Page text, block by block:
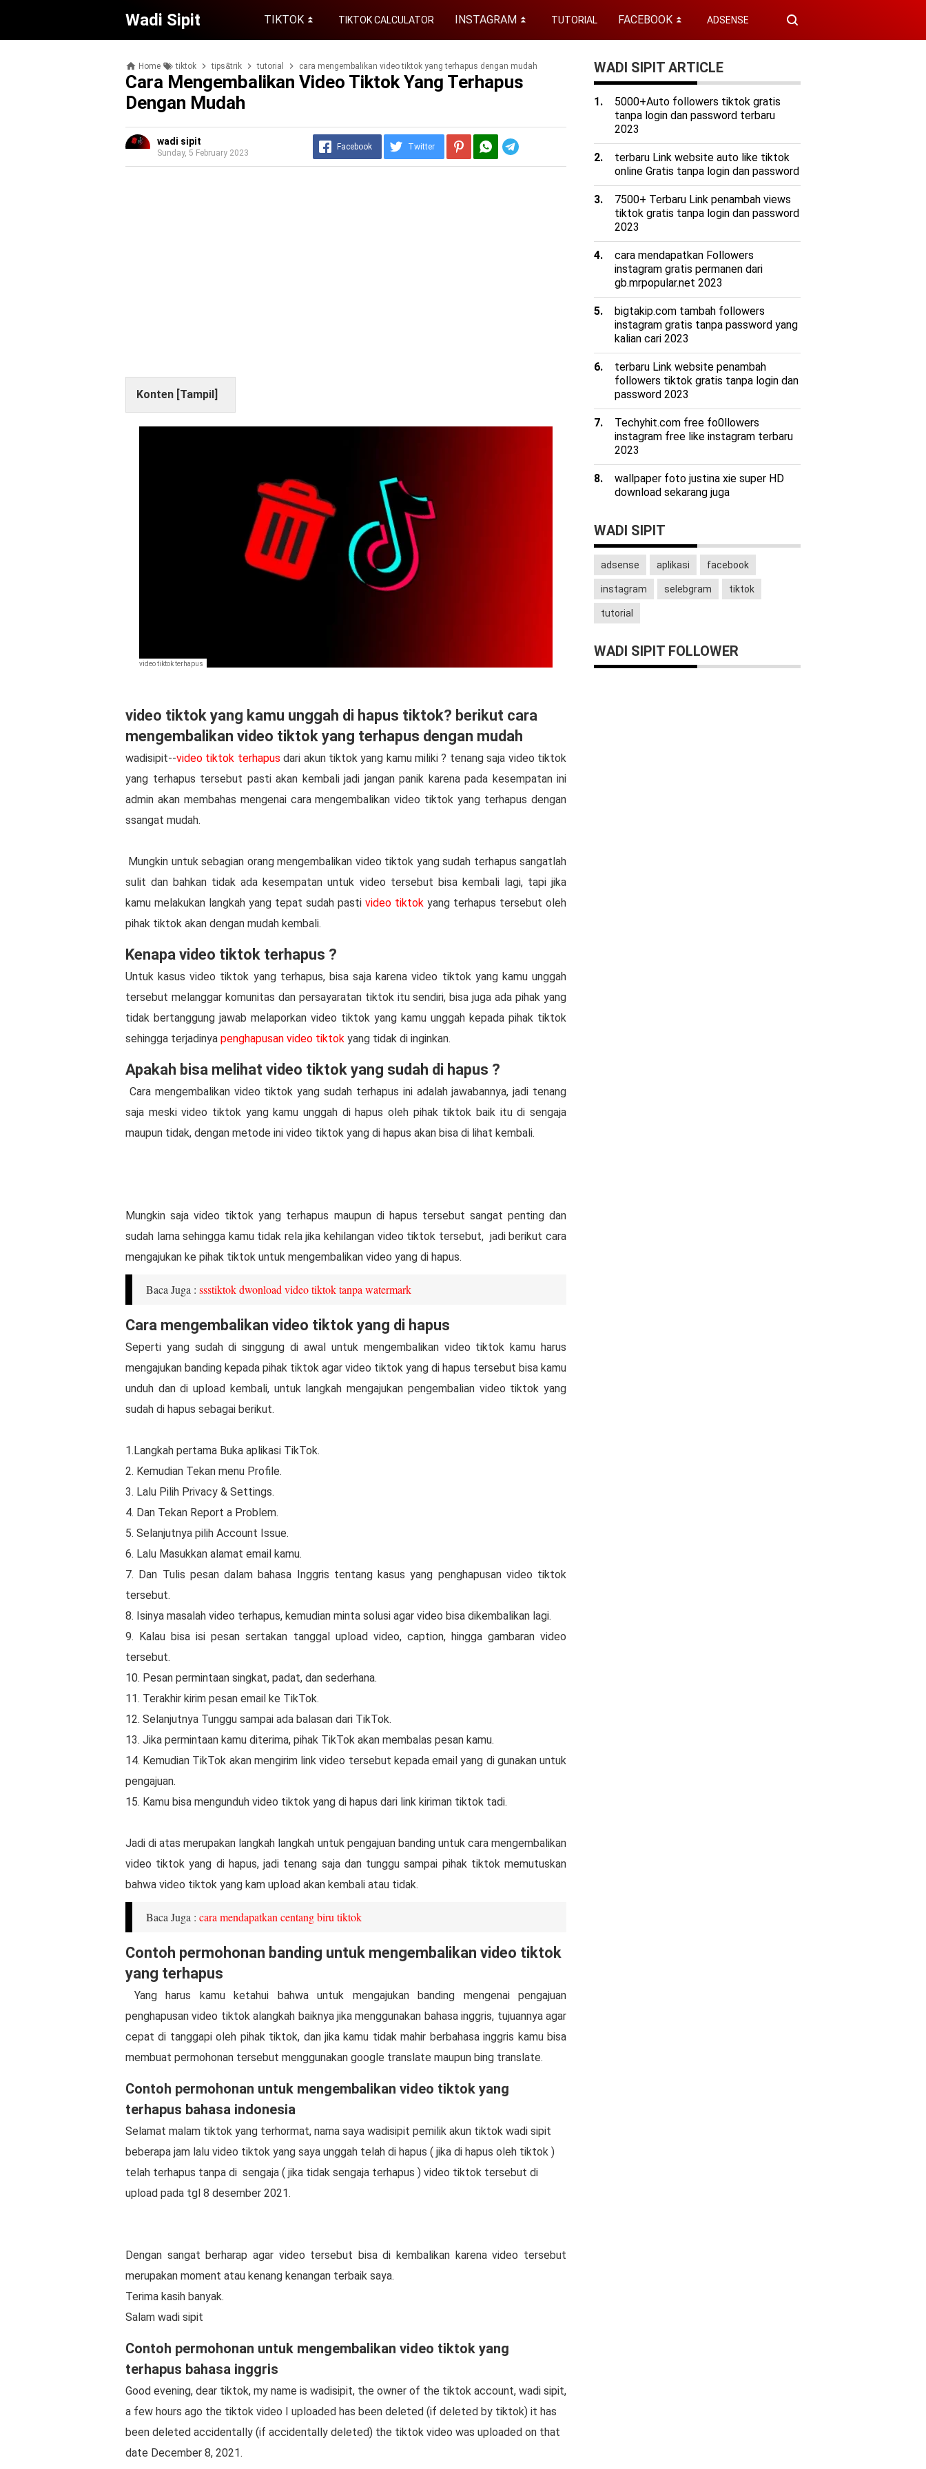
Wadi Sipit TIKTOK ⏬ TIKTOK CALCULATOR INSTAGRAM ⏬ TUTORIAL FACEBOOK ⏬ ADSENSE
Home tiktok tips&trik tutorial cara mengembalikan video tiktok yang terhapus dengan mudah
Cara Mengembalikan Video Tiktok Yang Terhapus
Dengan Mudah
wadi sipit
Sunday, 5 February 2023
Facebook Twitter
Konten [Tampil]
video tiktok terhapus
video tiktok yang kamu unggah di hapus tiktok? berikut cara
mengembalikan video tiktok yang terhapus dengan mudah
wadisipit--video tiktok terhapus dari akun tiktok yang kamu miliki ? tenang saja video tiktok
yang terhapus tersebut pasti akan kembali jadi jangan panik karena pada kesempatan ini
admin akan membahas mengenai cara mengembalikan video tiktok yang terhapus dengan
ssangat mudah.
Mungkin untuk sebagian orang mengembalikan video tiktok yang sudah terhapus sangatlah
sulit dan bahkan tidak ada kesempatan untuk video tersebut bisa kembali lagi, tapi jika
kamu melakukan langkah yang tepat sudah pasti video tiktok yang terhapus tersebut oleh
pihak tiktok akan dengan mudah kembali.
Kenapa video tiktok terhapus ?
Untuk kasus video tiktok yang terhapus, bisa saja karena video tiktok yang kamu unggah
tersebut melanggar komunitas dan persayaratan tiktok itu sendiri, bisa juga ada pihak yang
tidak bertanggung jawab melaporkan video tiktok yang kamu unggah kepada pihak tiktok
sehingga terjadinya penghapusan video tiktok yang tidak di inginkan.
Apakah bisa melihat video tiktok yang sudah di hapus ?
Cara mengembalikan video tiktok yang sudah terhapus ini adalah jawabannya, jadi tenang
saja meski video tiktok yang kamu unggah di hapus oleh pihak tiktok baik itu di sengaja
maupun tidak, dengan metode ini video tiktok yang di hapus akan bisa di lihat kembali.
Mungkin saja video tiktok yang terhapus maupun di hapus tersebut sangat penting dan
sudah lama sehingga kamu tidak rela jika kehilangan video tiktok tersebut, jadi berikut cara
mengajukan ke pihak tiktok untuk mengembalikan video yang di hapus.
Baca Juga : ssstiktok dwonload video tiktok tanpa watermark
Cara mengembalikan video tiktok yang di hapus
Seperti yang sudah di singgung di awal untuk mengembalikan video tiktok kamu harus
mengajukan banding kepada pihak tiktok agar video tiktok yang di hapus tersebut bisa kamu
unduh dan di upload kembali, untuk langkah mengajukan pengembalian video tiktok yang
sudah di hapus sebagai berikut.
1.Langkah pertama Buka aplikasi TikTok.
2. Kemudian Tekan menu Profile.
3. Lalu Pilih Privacy & Settings.
4. Dan Tekan Report a Problem.
5. Selanjutnya pilih Account Issue.
6. Lalu Masukkan alamat email kamu.
7. Dan Tulis pesan dalam bahasa Inggris tentang kasus yang penghapusan video tiktok
tersebut.
8. Isinya masalah video terhapus, kemudian minta solusi agar video bisa dikembalikan lagi.
9. Kalau bisa isi pesan sertakan tanggal upload video, caption, hingga gambaran video
tersebut.
10. Pesan permintaan singkat, padat, dan sederhana.
11. Terakhir kirim pesan email ke TikTok.
12. Selanjutnya Tunggu sampai ada balasan dari TikTok.
13. Jika permintaan kamu diterima, pihak TikTok akan membalas pesan kamu.
14. Kemudian TikTok akan mengirim link video tersebut kepada email yang di gunakan untuk
pengajuan.
15. Kamu bisa mengunduh video tiktok yang di hapus dari link kiriman tiktok tadi.
Jadi di atas merupakan langkah langkah untuk pengajuan banding untuk cara mengembalikan
video tiktok yang di hapus, jadi tenang saja dan tunggu sampai pihak tiktok memutuskan
bahwa video tiktok yang kam upload akan kembali atau tidak.
Baca Juga : cara mendapatkan centang biru tiktok
Contoh permohonan banding untuk mengembalikan video tiktok
yang terhapus
Yang harus kamu ketahui bahwa untuk mengajukan banding mengenai pengajuan
penghapusan video tiktok alangkah baiknya jika menggunakan bahasa inggris, tujuannya agar
cepat di tanggapi oleh pihak tiktok, dan jika kamu tidak mahir berbahasa inggris kamu bisa
membuat permohonan tersebut menggunakan google translate maupun bing translate.
Contoh permohonan untuk mengembalikan video tiktok yang
terhapus bahasa indonesia
Selamat malam tiktok yang terhormat, nama saya wadisipit pemilik akun tiktok wadi sipit
beberapa jam lalu video tiktok yang saya unggah telah di hapus ( jika di hapus oleh tiktok )
telah terhapus tanpa di sengaja ( jika tidak sengaja terhapus ) video tiktok tersebut di
upload pada tgl 8 desember 2021.
Dengan sangat berharap agar video tersebut bisa di kembalikan karena video tersebut
merupakan moment atau kenang kenangan terbaik saya.
Terima kasih banyak.
Salam wadi sipit
Contoh permohonan untuk mengembalikan video tiktok yang
terhapus bahasa inggris
Good evening, dear tiktok, my name is wadisipit, the owner of the tiktok account, wadi sipit,
a few hours ago the tiktok video I uploaded has been deleted (if deleted by tiktok) it has
been deleted accidentally (if accidentally deleted) the tiktok video was uploaded on that
date December 8, 2021.
WADI SIPIT ARTICLE
5000+Auto followers tiktok gratis
tanpa login dan password terbaru
2023
terbaru Link website auto like tiktok
online Gratis tanpa login dan password
7500+ Terbaru Link penambah views
tiktok gratis tanpa login dan password
2023
cara mendapatkan Followers
instagram gratis permanen dari
gb.mrpopular.net 2023
bigtakip.com tambah followers
instagram gratis tanpa password yang
kalian cari 2023
terbaru Link website penambah
followers tiktok gratis tanpa login dan
password 2023
Techyhit.com free fo0llowers
instagram free like instagram terbaru
2023
wallpaper foto justina xie super HD
download sekarang juga
WADI SIPIT
adsense aplikasi facebook
instagram selebgram tiktok
tutorial
WADI SIPIT FOLLOWER